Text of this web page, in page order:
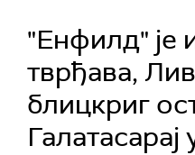
"Енфилд" је
тврђава,
блицкриг